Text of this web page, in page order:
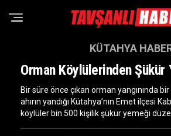
KÜTAHYA
Orman Köylülerinden Şükür
Bir süre önce çıkan orman yangınında
ahırın yandığı Kütahya’nın Emet ilçesi
köylüler bin 500 kişilik şükür yemeği